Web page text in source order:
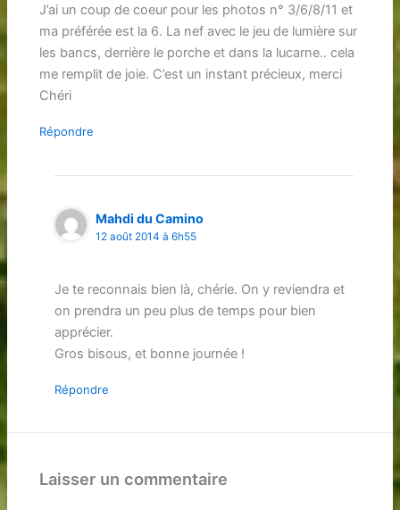
J’ai un coup de coeur pour les photos n° 3/6/8/11 et
ma préférée est la 6. La nef avec le jeu de lumière sur
les bancs, derrière le porche et dans la lucarne.. cela
me remplit de joie. C’est un instant précieux, merci
Chéri
Répondre
Mahdi du Camino
12 août 2014 à 6h55
Je te reconnais bien là, chérie. On y reviendra et
on prendra un peu plus de temps pour bien
apprécier.
Gros bisous, et bonne journée !
Répondre
Laisser un commentaire